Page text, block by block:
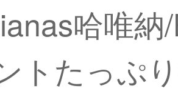
哈唯
トたっぷ